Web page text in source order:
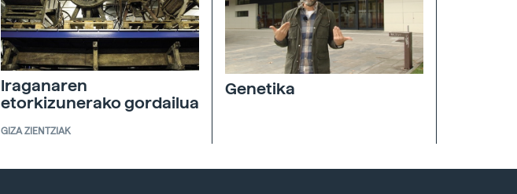
Iraganaren
etorkizunerako gordailua
GIZA ZIENTZIAK
Genetika